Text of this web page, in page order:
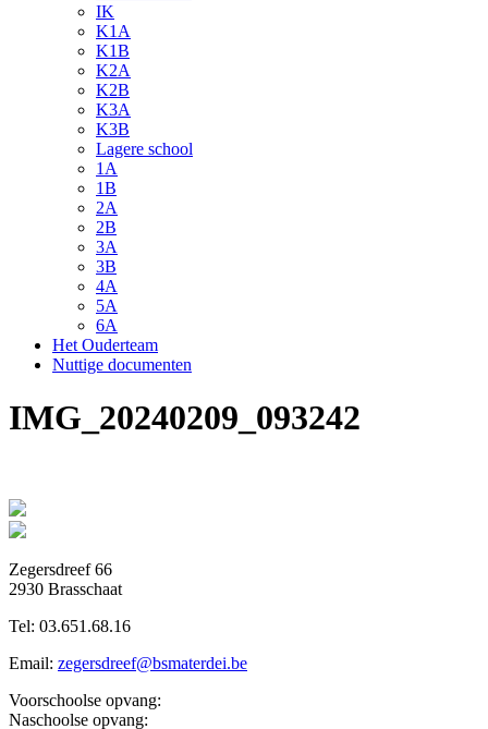
IK
K1A
K1B
K2A
K2B
K3A
K3B
Lagere school
1A
1B
2A
2B
3A
3B
4A
5A
6A
Het Ouderteam
Nuttige documenten
IMG_20240209_093242
Zegersdreef 66
2930 Brasschaat
Tel: 03.651.68.16
Email: zegersdreef@bsmaterdei.be
Voorschoolse opvang:
Naschoolse opvang: